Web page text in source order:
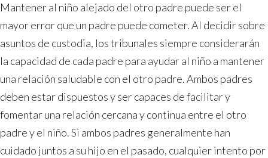
Mantener al niño alejado del otro padre puede ser el
mayor error que un padre puede cometer. Al decidir sobre
asuntos de custodia, los tribunales siempre considerarán
la capacidad de cada padre para ayudar al niño a mantener
una relación saludable con el otro padre. Ambos padres
deben estar dispuestos y ser capaces de facilitar y
fomentar una relación cercana y continua entre el otro
padre y el niño. Si ambos padres generalmente han
cuidado juntos a su hijo en el pasado, cualquier intento por